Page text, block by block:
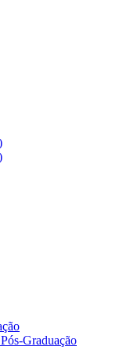
Graduação